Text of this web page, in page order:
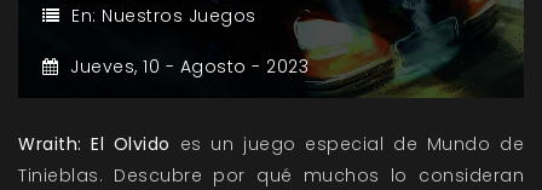
En: Nuestros Juegos
Jueves, 10 - Agosto - 2023
Wraith: El Olvido es un juego especial de Mundo de
Tinieblas. Descubre por qué muchos lo consideran